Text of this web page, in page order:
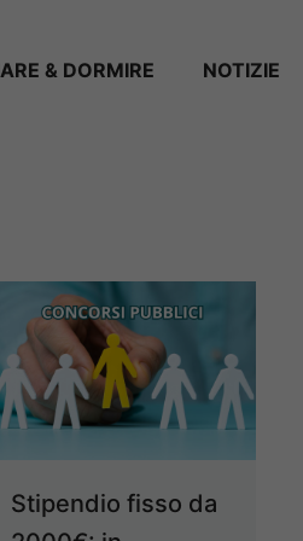
& DORMIRE NOTIZIE
Stipendio fisso da